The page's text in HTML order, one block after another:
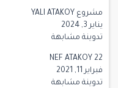
مشروع YALI ATAKOY
يناير 3, 2024
تدوينة مشابهة
NEF ATAKOY 22
فبراير 11, 2021
تدوينة مشابهة